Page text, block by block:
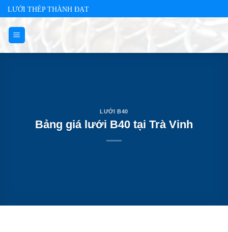
Skip
to
content
LƯỚI THÉP THÀNH ĐẠT
LƯỚI B40
Bảng giá lưới B40 tại Trà Vinh